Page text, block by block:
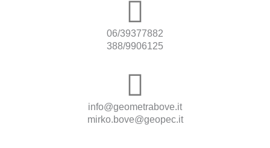
06/39377882
388/9906125
info@geometrabove.it
mirko.bove@geopec.it